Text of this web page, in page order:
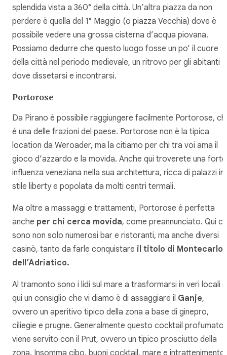
splendida vista a 360° della città. Un’altra piazza da non
perdere è quella del 1° Maggio (o piazza Vecchia) dove è
possibile vedere una grossa cisterna d’acqua piovana.
Possiamo dedurre che questo luogo fosse un po’ il cuore
della città nel periodo medievale, un ritrovo per gli abitanti
dove dissetarsi e incontrarsi.
Portorose
Da Pirano è possibile raggiungere facilmente Portorose,
è una delle frazioni del paese. Portorose non è la tipica
location da Weroader, ma la citiamo per chi tra voi ama il
gioco d’azzardo e la movida. Anche qui troverete una forte
influenza veneziana nella sua architettura, ricca di palazzi in
stile liberty e popolata da molti centri termali.
Ma oltre a massaggi e trattamenti, Portorose è perfetta
anche per chi cerca movida, come preannunciato. Qui ci
sono non solo numerosi bar e ristoranti, ma anche diversi
casinò, tanto da farle conquistare il titolo di Montecarlo
dell’Adriatico.
Al tramonto sono i lidi sul mare a trasformarsi in veri locali e
qui un consiglio che vi diamo è di assaggiare il Ganje,
ovvero un aperitivo tipico della zona a base di ginepro,
ciliegie e prugne. Generalmente questo cocktail profumato
viene servito con il Prut, ovvero un tipico prosciutto della